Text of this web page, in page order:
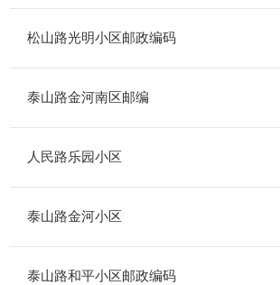
松山路光明小区邮政编码
泰山路金河南区邮编
人民路乐园小区
泰山路金河小区
泰山路和平小区邮政编码